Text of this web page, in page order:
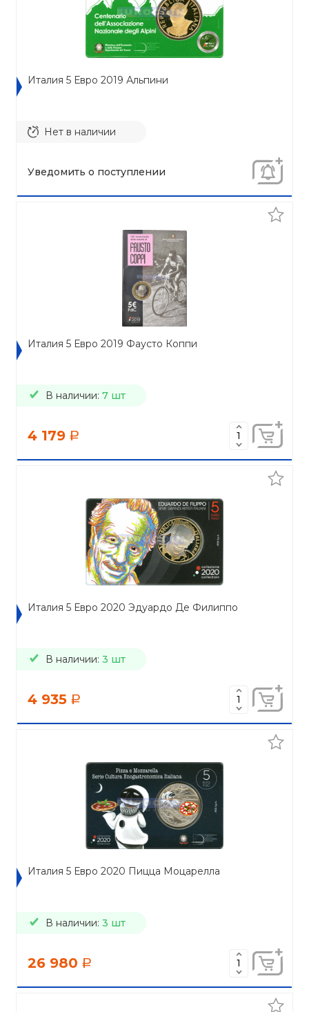
Италия 5 Евро 2019 Альпини
Нет в наличии
Уведомить о поступлении
Италия 5 Евро 2019 Фаусто Коппи
В наличии: 7 шт
4 179 a
Италия 5 Евро 2020 Эдуардо Де Филиппо
В наличии: 3 шт
4 935 a
Италия 5 Евро 2020 Пицца Моцарелла
В наличии: 3 шт
26 980 a